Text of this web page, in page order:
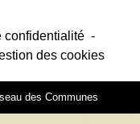
confidentialité -
des cookies
des Communes